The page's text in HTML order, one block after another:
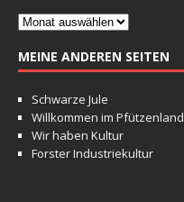
MEINE ANDEREN SEITEN
Schwarze Jule
Willkommen im Pfützenland
Wir haben Kultur
Forster Industriekultur